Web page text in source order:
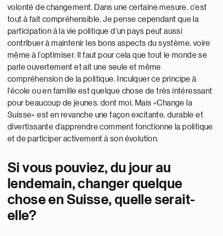
volonté de changement. Dans une certaine mesure, c’est
tout à fait compréhensible. Je pense cependant que la
participation à la vie politique d’un pays peut aussi
contribuer à maintenir les bons aspects du système, voire
même à l’optimiser. Il faut pour cela que tout le monde se
parle ouvertement et ait une seule et même
compréhension de la politique. Inculquer ce principe à
l’école ou en famille est quelque chose de très intéressant
pour beaucoup de jeunes, dont moi. Mais «Change la
Suisse» est en revanche une façon excitante, durable et
divertissante d’apprendre comment fonctionne la politique
et de participer activement à son évolution.
Si vous pouviez, du jour au
lendemain, changer quelque
chose en Suisse, quelle serait-
elle?